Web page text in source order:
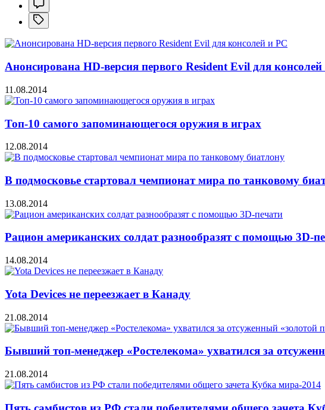
Анонсирована HD-версия первого Resident Evil для консолей
11.08.2014
Топ-10 самого запоминающегося оружия в играх
12.08.2014
В подмосковье стартовал чемпионат мира по танковому
13.08.2014
Рацион американских солдат разнообразят с помощью 3D-
14.08.2014
Yota Devices не переезжает в Канаду
21.08.2014
Бывший топ-менеджер «Ростелекома» ухватился за
21.08.2014